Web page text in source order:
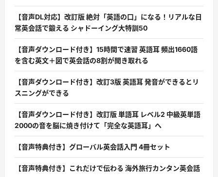
【音声DL対応】改訂版 絶対「英語の口」になる！リアルな日
常英会話で鍛える シャドーイング大特訓50
【音声ダウンロード付き】15時間で速習 英語耳 頻出1660語
を含む英文＋図で英会話の8割が聞き取れる
【音声ダウンロード付き】改訂3版 英語耳 発音ができるとリ
スニングができる
【音声ダウンロード付き】改訂版 単語耳 レベル2 中級英単語
2000の音を脳に焼き付けて「完全な英語耳」へ
【音声特典付き】グローバル英会話入門 4冊セット
【音声特典付き】これだけで伝わる 海外旅行カンタン英会話